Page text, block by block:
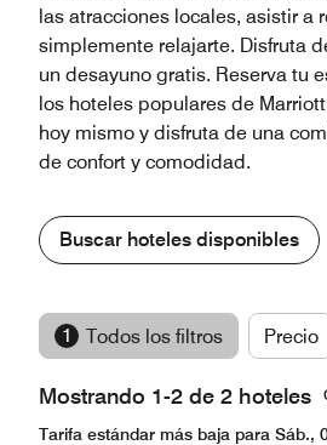
las atracciones locales, asistir a
simplemente relajarte. Disfruta
un desayuno gratis. Reserva tu
los hoteles populares de
hoy mismo y disfruta de una
de confort y comodidad.
Buscar hoteles disponibles
1 Todos los filtros Precio
Mostrando 1-2 de 2 hoteles
Tarifa estándar más baja para Sáb.,